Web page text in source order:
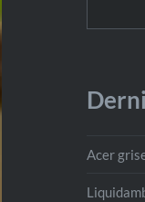
Acer